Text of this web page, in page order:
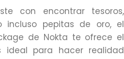
con encontrar tesoros,
incluso pepitas de oro, el
de Nokta te ofrece el
ideal para hacer realidad